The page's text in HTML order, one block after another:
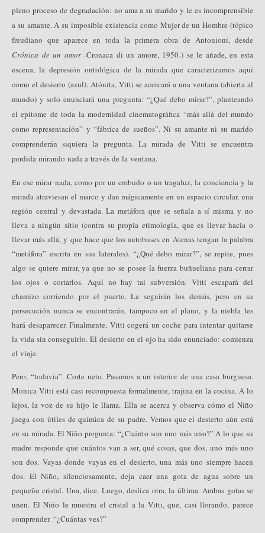
pleno proceso de degradación: no ama a su marido y le es incomprensible
a su amante. A su imposible existencia como Mujer de un Hombre (tópico
freudiano que aparece en toda la primera obra de Antonioni, desde
Crónica de un amor-Cronaca di un amore, 1950-) se le añade, en esta
escena, la depresión ontológica de la mirada que caracterizamos aquí
como el desierto (azul). Atónita, Vitti se acercará a una ventana (abierta al
mundo) y solo enunciará una pregunta: “¿Qué debo mirar?”, planteando
el epítome de toda la modernidad cinematográfica “más allá del mundo
como representación” y “fábrica de sueños”. Ni su amante ni su marido
comprenderán siquiera la pregunta. La mirada de Vitti se encuentra
perdida mirando nada a través de la ventana.
En ese mirar nada, como por un embudo o un tragaluz, la conciencia y la
mirada atraviesan el marco y dan mágicamente en un espacio circular, una
región central y devastada. La metáfora que se señala a sí misma y no
lleva a ningún sitio (contra su propia etimología, que es llevar hacia o
llevar más allá, y que hace que los autobuses en Atenas tengan la palabra
“metáfora” escrita en sus laterales). “¿Qué debo mirar?”, se repite, pues
algo se quiere mirar, ya que no se posee la fuerza buñueliana para cerrar
los ojos o cortarlos. Aquí no hay tal subversión. Vitti escapará del
chamizo corriendo por el puerto. La seguirán los demás, pero en su
persecución nunca se encontrarán, tampoco en el plano, y la niebla les
hará desaparecer. Finalmente, Vitti cogerá un coche para intentar quitarse
la vida sin conseguirlo. El desierto en el ojo ha sido enunciado: comienza
el viaje.
Pero, “todavía”. Corte neto. Pasamos a un interior de una casa burguesa.
Monica Vitti está casi recompuesta formalmente, trajina en la cocina. A lo
lejos, la voz de su hijo le llama. Ella se acerca y observa cómo el Niño
juega con útiles de química de su padre. Vemos que el desierto aún está
en su mirada. El Niño pregunta: “¿Cuánto son uno más uno?” A lo que su
madre responde que cuántos van a ser, qué cosas, que dos, uno más uno
son dos. Vayas donde vayas en el desierto, una más uno siempre hacen
dos. El Niño, silenciosamente, deja caer una gota de agua sobre un
pequeño cristal. Una, dice. Luego, desliza otra, la última. Ambas gotas se
unen. El Niño le muestra el cristal a la Vitti, que, casi llorando, parece
comprender. “¿Cuántas ves?”